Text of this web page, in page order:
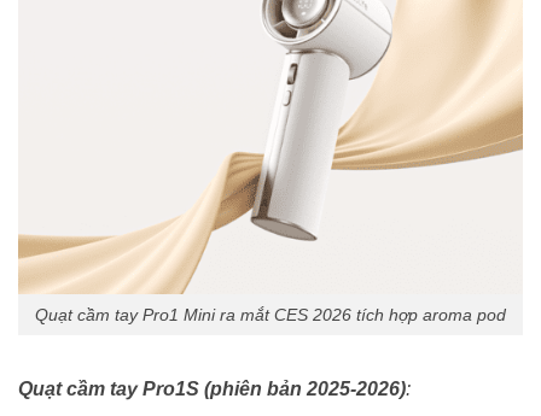
Quạt cầm tay Pro1 Mini ra mắt CES 2026 tích hợp aroma pod
Quạt cầm tay Pro1S (phiên bản 2025-2026):